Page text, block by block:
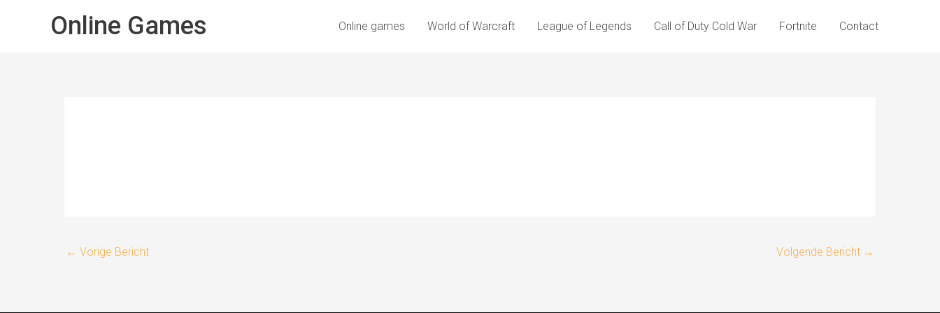
Online Games Online games World of Warcraft League of Legends Call of Duty Cold War Fortnite Contact
← Vorige Bericht Volgende Bericht →